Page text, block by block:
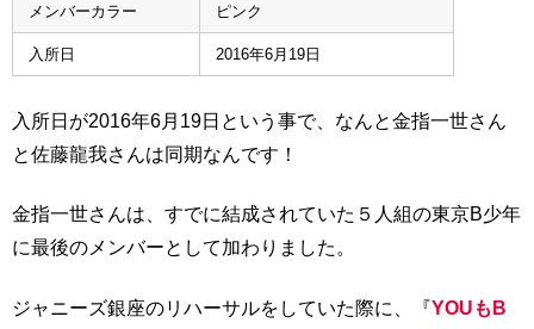
メンバーカラー ピンク
入所日 2016年6月19日
入所日が2016年6月19日という事で、なんと金指一世さん
と佐藤龍我さんは同期なんです！
金指一世さんは、すでに結成されていた５人組の東京B少年
に最後のメンバーとして加わりました。
ジャニーズ銀座のリハーサルをしていた際に、『YOUもB